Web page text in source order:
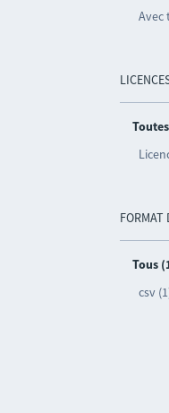
Avec
FORMAT
Tous
csv